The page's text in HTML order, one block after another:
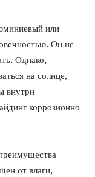
или
Он не
Однако,
на солнце,
внутри
коррозионно
от влаги,